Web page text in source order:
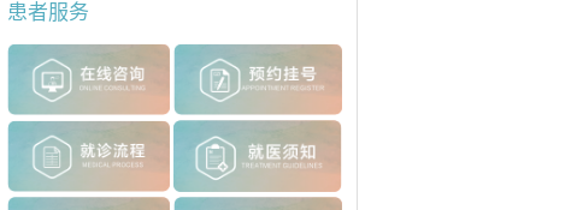
患者服务